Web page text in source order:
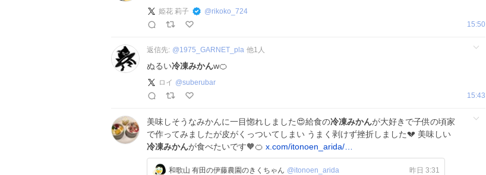
姫花 莉子 @rikoko_724
15:50
返信先: @1975_GARNET_pla 他1 人
ぬるい冷凍みかんw🍊
ロイ @suberubar
15:43
美味しそうなみかんに一目惚れしました😍給食の冷凍みかんが大好きで子供の頃家
で作ってみましたが皮がくっついてしまい うまく剥けず挫折しました💔 美味しい
冷凍みかんが食べたいです🧡🍊 x.com/itonoen_arida/…
和歌山 有田の伊藤農園のきくちゃん @itonoen_arida 昨日 3:31